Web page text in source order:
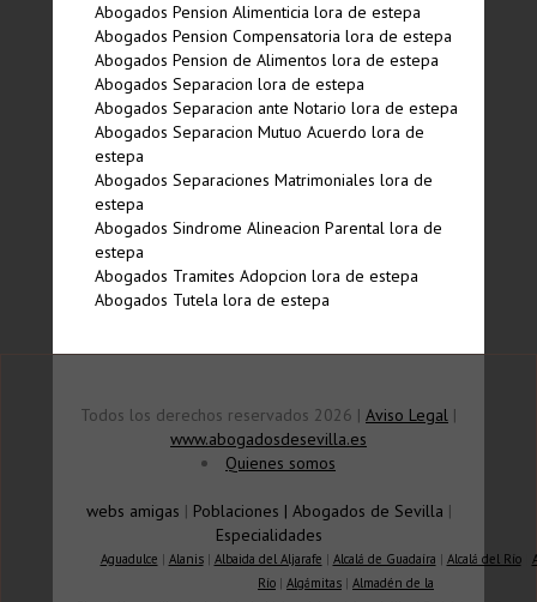
Abogados Pension Alimenticia lora de estepa
Abogados Pension Compensatoria lora de estepa
Abogados Pension de Alimentos lora de estepa
Abogados Separacion lora de estepa
Abogados Separacion ante Notario lora de estepa
Abogados Separacion Mutuo Acuerdo lora de
estepa
Abogados Separaciones Matrimoniales lora de
estepa
Abogados Sindrome Alineacion Parental lora de
estepa
Abogados Tramites Adopcion lora de estepa
Abogados Tutela lora de estepa
Todos los derechos reservados 2026 | Aviso Legal |
www.abogadosdesevilla.es
Quienes somos
webs amigas | Poblaciones | Abogados de Sevilla |
Especialidades
Aguadulce | Alanis| Albaida del Aljarafe | Alcalá de Guadaíra | Alcalá del Río|
Río | Algámitas | Almadén de la